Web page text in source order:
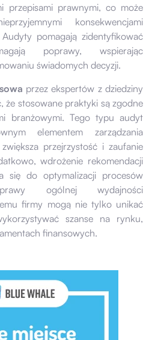
przepisami prawnymi, co może
konsekwencjami
pomagają zidentyfikować
poprawy, wspierając
świadomych decyzji.
przez ekspertów z dziedziny
że stosowane praktyki są zgodne
branżowymi. Tego typu audyt
elementem zarządzania
przejrzystość i zaufanie
wdrożenie rekomendacji
się do optymalizacji procesów
ogólnej wydajności
firmy mogą nie tylko unikać
szanse na rynku,
finansowych.